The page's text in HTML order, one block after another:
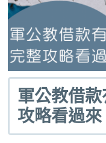
軍公教借
攻略看過來